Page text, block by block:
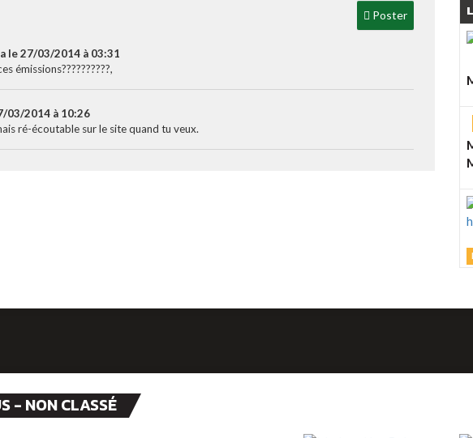
Poster
le 27/03/2014 à 03:31
émissions??????????,
03/2014 à 10:26
ré-écoutable sur le site quand tu veux.
- NON CLASSÉ